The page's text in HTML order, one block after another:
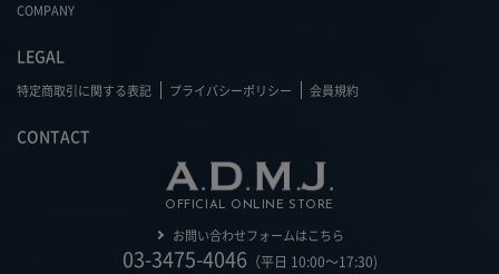
COMPANY
LEGAL
特定商取引に関する表記 プライバシーポリシー 会員規約
CONTACT
OFFICIAL ONLINE STORE
お問い合わせフォームはこちら
03-3475-4046 （平日 10:00～17:30)